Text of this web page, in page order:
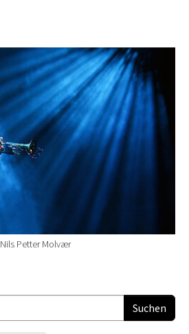
Nils Petter Molvær